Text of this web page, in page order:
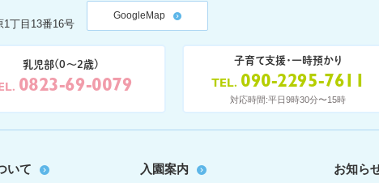
1丁目13番16号
GoogleMap
乳児部(0〜2歳)
0823-69-0079
子育て支援・一時預かり
TEL 090-2295-7611
対応時間:平日9時30分〜15時
いて 入園案内 お知ら